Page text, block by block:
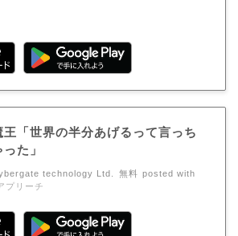
王「世界の半分あげるって言っち
った」
technology Ltd. 無料 posted with
プリーチ